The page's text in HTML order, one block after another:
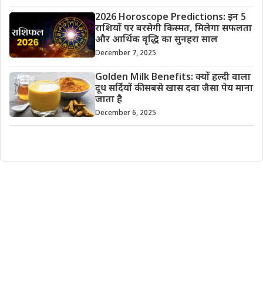
2026 Horoscope Predictions: इन 5
राशियों पर बरसेगी किस्मत, मिलेगा सफलता
और आर्थिक वृद्धि का सुनहरा साल
December 7, 2025
Golden Milk Benefits: क्यों हल्दी वाला
दूध सर्दियों की सबसे खास दवा जैसा पेय माना
जाता है
December 6, 2025